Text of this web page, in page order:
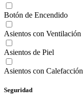
Botón de Encendido
Asientos con Ventilación
Asientos de Piel
Asientos con Calefacción
Seguridad